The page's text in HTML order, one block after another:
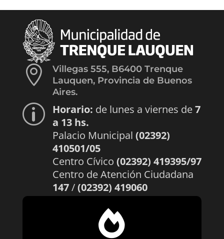

Villegas 555, B6400 Trenque
Lauquen, Provincia de Buenos
Aires.
p Horario: de lunes a viernes de7
a 13 hs.
Palacio Municipal (02392)
410501/05
Centro Cívico (02392) 419395/97
Centro de Atención Ciudadana
147/(02392) 419060
